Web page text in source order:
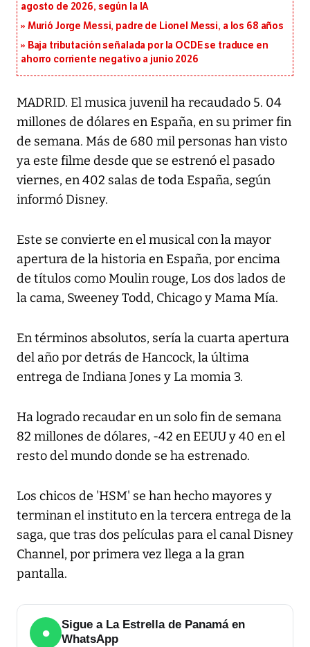
agosto de 2026, según la IA
Murió Jorge Messi, padre de Lionel Messi, a los 68 años
Baja tributación señalada por la OCDE se traduce en
ahorro corriente negativo a junio 2026
MADRID. El musica juvenil ha recaudado 5. 04
millones de dólares en España, en su primer fin
de semana. Más de 680 mil personas han visto
ya este filme desde que se estrenó el pasado
viernes, en 402 salas de toda España, según
informó Disney.
Este se convierte en el musical con la mayor
apertura de la historia en España, por encima
de títulos como Moulin rouge, Los dos lados de
la cama, Sweeney Todd, Chicago y Mama Mía.
En términos absolutos, sería la cuarta apertura
del año por detrás de Hancock, la última
entrega de Indiana Jones y La momia 3.
Ha logrado recaudar en un solo fin de semana
82 millones de dólares, -42 en EEUU y 40 en el
resto del mundo donde se ha estrenado.
Los chicos de 'HSM' se han hecho mayores y
terminan el instituto en la tercera entrega de la
saga, que tras dos películas para el canal Disney
Channel, por primera vez llega a la gran
pantalla.
●
Sigue a La Estrella de Panamá en
WhatsApp